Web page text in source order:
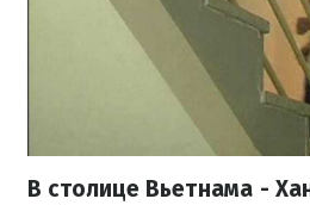
В столице Вьетнама -